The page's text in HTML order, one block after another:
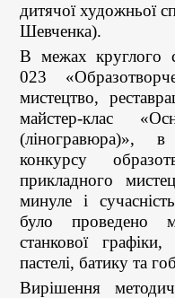
дитячої художньої
Шевченка).
В межах круглого
023
мистецтво,
майстер-клас
(ліногравюра)», в
конкурсу
прикладного
минуле і
було проведено
станкової
пастелі, батику та
Вирішення